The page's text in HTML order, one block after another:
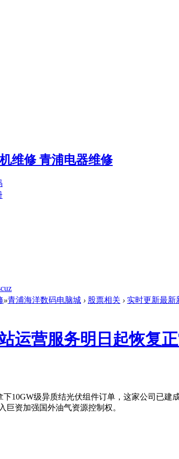
»青浦海洋数码电脑城 › 股票相关 › 实时更新最新
运营服务明日起恢复
级异质结光伏组件订单，这家公司已建
巨资加强国外油气资源控制权。